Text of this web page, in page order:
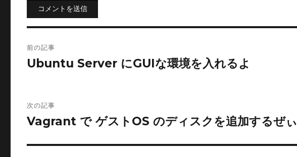
コメントを送信
稿
ビ
ゲ
ー
前の記事
Ubuntu Server にGUIな環境を入れるよ
次の記事
Vagrant で ゲストOS のディスクを追加するぜぃ